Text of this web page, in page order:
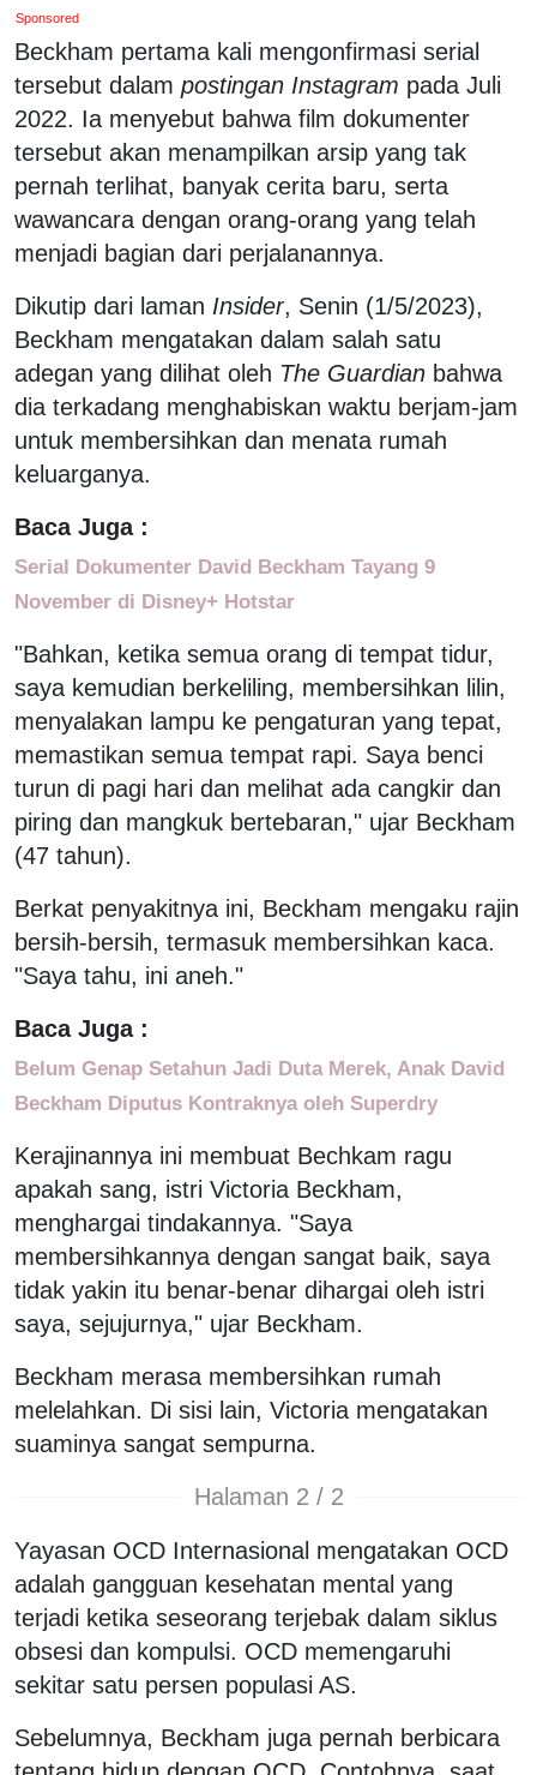
Sponsored
Beckham pertama kali mengonfirmasi serial
tersebut dalam postingan Instagram pada Juli
2022. Ia menyebut bahwa film dokumenter
tersebut akan menampilkan arsip yang tak
pernah terlihat, banyak cerita baru, serta
wawancara dengan orang-orang yang telah
menjadi bagian dari perjalanannya.
Dikutip dari laman Insider, Senin (1/5/2023),
Beckham mengatakan dalam salah satu
adegan yang dilihat oleh The Guardian bahwa
dia terkadang menghabiskan waktu berjam-jam
untuk membersihkan dan menata rumah
keluarganya.
Baca Juga :
Serial Dokumenter David Beckham Tayang 9
November di Disney+ Hotstar
"Bahkan, ketika semua orang di tempat tidur,
saya kemudian berkeliling, membersihkan lilin,
menyalakan lampu ke pengaturan yang tepat,
memastikan semua tempat rapi. Saya benci
turun di pagi hari dan melihat ada cangkir dan
piring dan mangkuk bertebaran," ujar Beckham
(47 tahun).
Berkat penyakitnya ini, Beckham mengaku rajin
bersih-bersih, termasuk membersihkan kaca.
"Saya tahu, ini aneh."
Baca Juga :
Belum Genap Setahun Jadi Duta Merek, Anak David
Beckham Diputus Kontraknya oleh Superdry
Kerajinannya ini membuat Bechkam ragu
apakah sang, istri Victoria Beckham,
menghargai tindakannya. "Saya
membersihkannya dengan sangat baik, saya
tidak yakin itu benar-benar dihargai oleh istri
saya, sejujurnya," ujar Beckham.
Beckham merasa membersihkan rumah
melelahkan. Di sisi lain, Victoria mengatakan
suaminya sangat sempurna.
Halaman 2 / 2
Yayasan OCD Internasional mengatakan OCD
adalah gangguan kesehatan mental yang
terjadi ketika seseorang terjebak dalam siklus
obsesi dan kompulsi. OCD memengaruhi
sekitar satu persen populasi AS.
Sebelumnya, Beckham juga pernah berbicara